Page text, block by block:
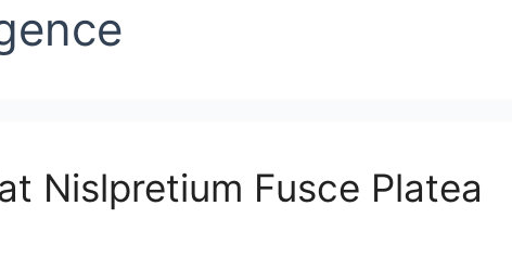
Nislpretium Fusce Platea